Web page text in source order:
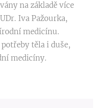
na základě více
Iva Pažourka,
medicínu.
těla i duše,
medicíny.